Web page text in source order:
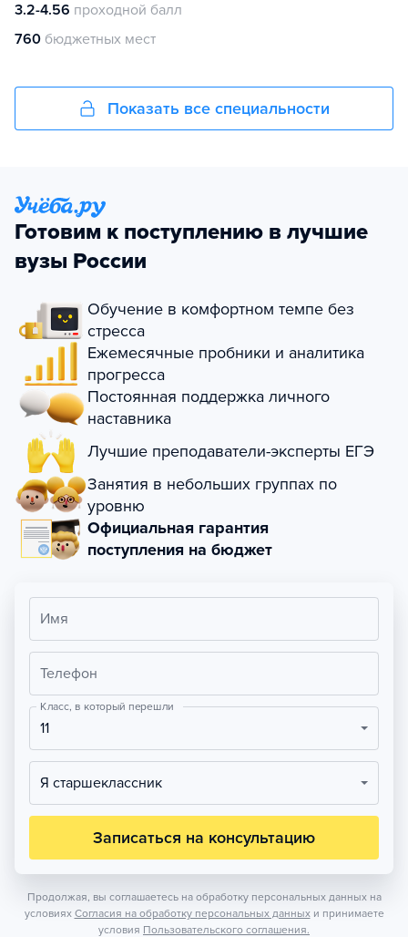
3.2-4.56 проходной балл
760 бюджетных мест
Показать все специальности
Готовим к поступлению в лучшие
вузы России
Обучение в комфортном темпе без
стресса
Ежемесячные пробники и аналитика
прогресса
Постоянная поддержка личного
наставника
Лучшие преподаватели-эксперты ЕГЭ
Занятия в небольших группах по
уровню
Официальная гарантия
поступления на бюджет
Имя
Телефон
Класс, в который перешли
11
Я старшеклассник
Записаться на консультацию
Продолжая, вы соглашаетесь на обработку персональных данных на
условиях Согласия на обработку персональных данных и принимаете
условия Пользовательского соглашения.